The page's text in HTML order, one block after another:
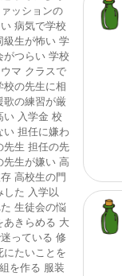
ッションの
病気で学校
級生が怖い 学
がつらい 学校
マ クラスで
校の先生に相
歌の練習が厳
い 入学金 校
い 担任に嫌わ
先生 担任の先
先生が嫌い 高
高校生の門
した 入学以
生徒会の悩
あきらめる 大
っている 修
にたいことを
を作る 服装